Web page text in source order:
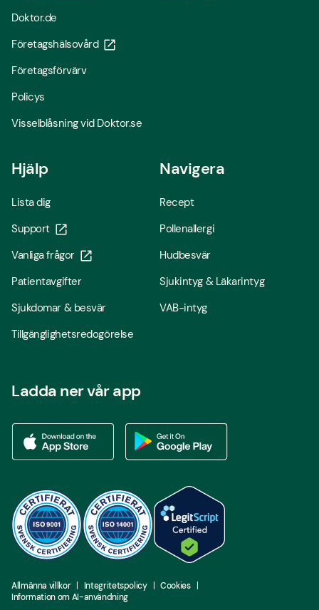
Doktor.de
Företagshälsovård
Företagsförvärv
Policys
Visselblåsning vid Doktor.se
Hjälp
Lista dig
Support
Vanliga frågor
Patientavgifter
Sjukdomar & besvär
Tillgänglighetsredogörelse
Navigera
Recept
Pollenallergi
Hudbesvär
Sjukintyg & Läkarintyg
VAB-intyg
Ladda ner vår app
Allmänna villkor Integritetspolicy
Cookies
Information om AI-användning